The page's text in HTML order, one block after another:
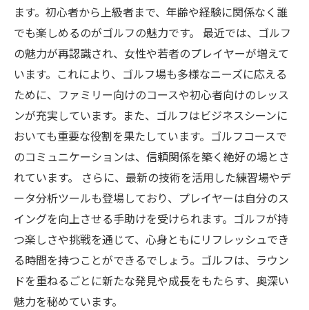
ます。初心者から上級者まで、年齢や経験に関係なく誰
でも楽しめるのがゴルフの魅力です。 最近では、ゴルフ
の魅力が再認識され、女性や若者のプレイヤーが増えて
います。これにより、ゴルフ場も多様なニーズに応える
ために、ファミリー向けのコースや初心者向けのレッス
ンが充実しています。また、ゴルフはビジネスシーンに
おいても重要な役割を果たしています。ゴルフコースで
のコミュニケーションは、信頼関係を築く絶好の場とさ
れています。 さらに、最新の技術を活用した練習場やデ
ータ分析ツールも登場しており、プレイヤーは自分のス
イングを向上させる手助けを受けられます。ゴルフが持
つ楽しさや挑戦を通じて、心身ともにリフレッシュでき
る時間を持つことができるでしょう。ゴルフは、ラウン
ドを重ねるごとに新たな発見や成長をもたらす、奥深い
魅力を秘めています。